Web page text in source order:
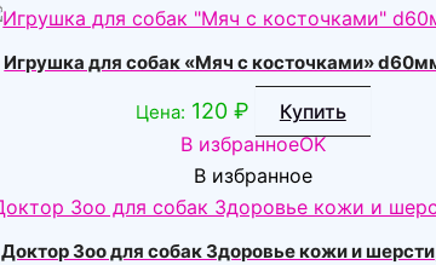
Игрушка для собак «Мяч с косточками»
Цена: 120 ₽
Купить
В избранноеOK
В избранное
Доктор Зоо для собак Здоровье кожи и